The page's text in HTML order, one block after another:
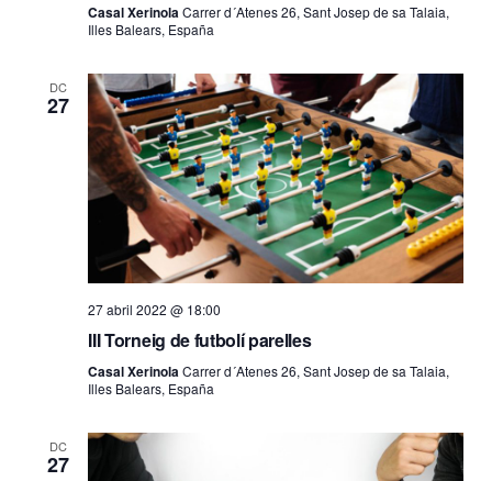
Casal XerinolaCarrer d´Atenes 26, Sant Josep de sa Talaia,
Illes Balears, España
DC
27
27 abril 2022 @ 18:00
III Torneig de futbolí parelles
Casal XerinolaCarrer d´Atenes 26, Sant Josep de sa Talaia,
Illes Balears, España
DC
27